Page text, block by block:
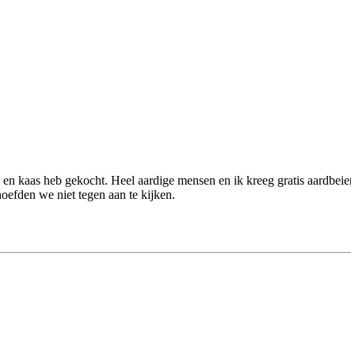
kaas heb gekocht. Heel aardige mensen en ik kreeg gratis
we niet tegen aan te kijken.